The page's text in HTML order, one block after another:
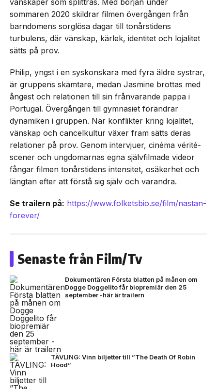
sommaren 2020 skildrar filmen övergången från
barndomens sorglösa dagar till tonårstidens
turbulens, där vänskap, kärlek, identitet och lojalitet
sätts på prov.
Philip, yngst i en syskonskara med fyra äldre systrar,
är gruppens skämtare, medan Jasmine brottas med
ångest och relationen till sin frånvarande pappa i
Portugal. Övergången till gymnasiet förändrar
dynamiken i gruppen. När konflikter kring lojalitet,
vänskap och cancelkultur växer fram sätts deras
relationer på prov. Genom intervjuer, cinéma vérité-
scener och ungdomarnas egna självfilmade videor
fångar filmen tonårstidens intensitet, osäkerhet och
längtan efter att förstå sig själv och varandra.
Se trailern på: https://www.folketsbio.se/film/nastan-
forever/
Senaste från Film/Tv
Dokumentären Första blatten på månen om
Dogge Doggelito får biopremiär den 25
september -här är trailern
TÄVLING: Vinn biljetter till ”The Death Of Robin
Hood”